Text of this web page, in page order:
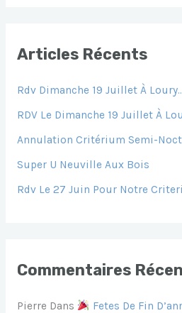
E
C
H
E
Articles Récents
Rdv Dimanche 19 Juillet À
RDV Le Dimanche 19 Juillet À
Annulation Critérium Semi-
Super U Neuville Aux Bois
Rdv Le 27 Juin Pour Notre
Commentaires
Pierre Dans
Fetes De Fin